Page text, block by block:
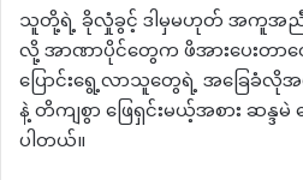
သူတို့ရဲ့ ခိုလှုံခွင့် ဒါမှမဟုတ် အကူအ
လို့ အာဏာပိုင်တွေက ဖိအားပေးတာ
ပြောင်းရွေ့လာသူတွေရဲ့ အခြေခံလို
နဲ့ တိကျစွာ ဖြေရှင်းမယ့်အစား ဆန္ဒ
ပါတယ်။